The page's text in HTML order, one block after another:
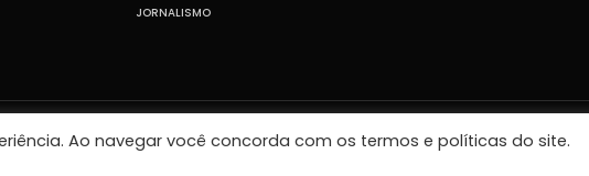
JORNALISMO
Desenvolvido por Arck Comunicação
Ao navegar você concorda com os termos e políticas do site.